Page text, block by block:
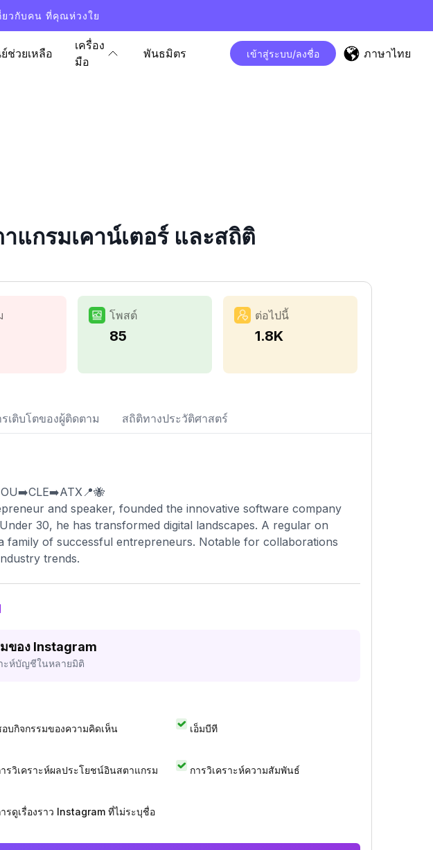
ยวกับคน ที่คุณห่วงใย
ช่วยเหลือ
เครื่อง
มือ
พันธมิตร เข้าสู่ระบบ/ลงชื่อ ภาษาไทย
กรมเคาน์เตอร์ และสถิติ
โพสต์
85
ต่อไปนี้
1.8K
รเติบโตของผู้ติดตาม สถิติทางประวัติศาสตร์
and speaker, founded the innovative software company
30, he has transformed digital landscapes. A regular on
family of successful entrepreneurs. Notable for collaborations
trends.
ของ Instagram
ะห์บัญชีในหลายมิติ
บกิจกรรมของความคิดเห็น เอ็มบีที
รวิเคราะห์ผลประโยชน์อินสตาแกรม การวิเคราะห์ความสัมพันธ์
รดูเรื่องราว Instagram ที่ไม่ระบุชื่อ